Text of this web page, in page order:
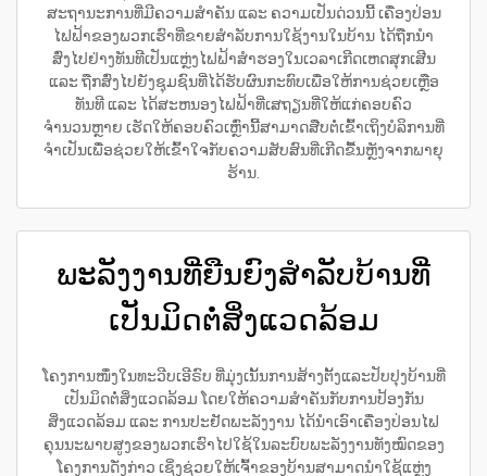
ສະຖານະການທີ່ມີຄວາມສຳຄັນ ແລະ ຄວາມເປັນດ່ວນນີ້ ເຄື່ອງປ່ອນ
ໄຟຟ້າຂອງພວກເຮົາທີ່ຂາຍສຳລັບການໃຊ້ງານໃນບ້ານ ໄດ້ຖືກນຳ
ສົ່ງໄປຢ່າງທັນທີເປັນແຫຼ່ງໄຟຟ້າສຳຮອງໃນເວລາເກີດເຫດສຸກເສີນ
ແລະ ຖືກສົ່ງໄປຍັງຊຸມຊົນທີ່ໄດ້ຮັບຜົນກະທົບເພື່ອໃຫ້ການຊ່ວຍເຫຼືອ
ທັນທີ ແລະ ໄດ້ສະຫນອງໄຟຟ້າທີ່ເສຖຽນທີ່ໃຫ້ແກ່ຄອບຄົວ
ຈຳນວນຫຼາຍ ເຮັດໃຫ້ຄອບຄົວເຫຼົ່ານີ້ສາມາດສືບຕໍ່ເຂົ້າເຖິງບໍລິການທີ່
ຈຳເປັນເພື່ອຊ່ວຍໃຫ້ເຂົ້າໃຈກັບຄວາມສັບສົນທີ່ເກີດຂື້ນຫຼັງຈາກພາຍຸ
ຮ້ານ.
ພະລັງງານທີ່ຍືນຍົງສຳລັບບ້ານທີ່
ເປັນມິດຕໍ່ສິ່ງແວດລ້ອມ
ໂຄງການໜຶ່ງໃນທະວີບເອີຣົບ ທີ່ມຸ່ງເນັ້ນການສ້າງຕັ້ງແລະປັບປຸງບ້ານທີ່
ເປັນມິດຕໍ່ສິ່ງແວດລ້ອມ ໂດຍໃຫ້ຄວາມສຳຄັນກັບການປ້ອງກັນ
ສິ່ງແວດລ້ອມ ແລະ ການປະຢັດພະລັງງານ ໄດ້ນຳເອົາເຄື່ອງປ່ອນໄຟ
ຄຸນນະພາບສູງຂອງພວກເຮົາໄປໃຊ້ໃນລະບົບພະລັງງານທັງໝົດຂອງ
ໂຄງການດັ່ງກ່າວ ເຊິ່ງຊ່ວຍໃຫ້ເຈົ້າຂອງບ້ານສາມາດນຳໃຊ້ແຫຼ່ງ